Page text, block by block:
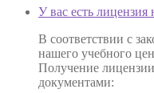
У вас есть лицензия
В соответствии с
нашего учебного
Получение
документами: